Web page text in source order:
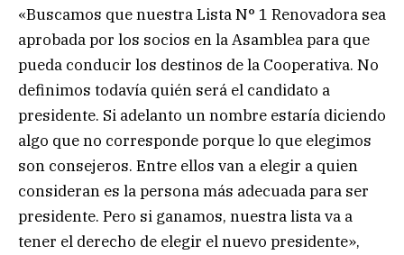
«Buscamos que nuestra Lista N° 1 Renovadora sea
aprobada por los socios en la Asamblea para que
pueda conducir los destinos de la Cooperativa. No
definimos todavía quién será el candidato a
presidente. Si adelanto un nombre estaría diciendo
algo que no corresponde porque lo que elegimos
son consejeros. Entre ellos van a elegir a quien
consideran es la persona más adecuada para ser
presidente. Pero si ganamos, nuestra lista va a
tener el derecho de elegir el nuevo presidente»,